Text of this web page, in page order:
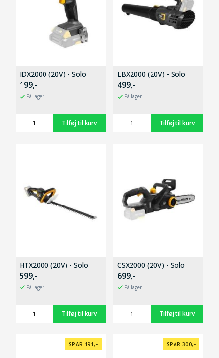
IDX2000 (20V) - Solo
199,-
På lager
LBX2000 (20V) - Solo
499,-
På lager
HTX2000 (20V) - Solo
599,-
På lager
CSX2000 (20V) - Solo
699,-
På lager
SPAR 191,- SPAR 300,-